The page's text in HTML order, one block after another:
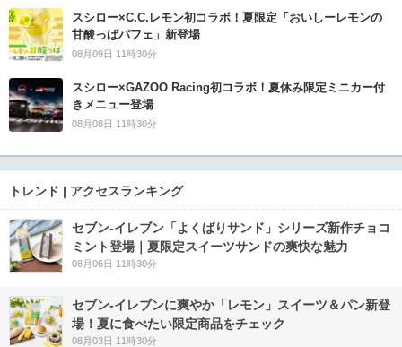
スシロー×C.C.レモン初コラボ！夏限定「おいしーレモンの
甘酸っぱパフェ」新登場
08月09日 11時30分
スシロー×GAZOO Racing初コラボ！夏休み限定ミニカー付
きメニュー登場
08月08日 11時30分
トレンド | アクセスランキング
セブン‐イレブン「よくばりサンド」シリーズ新作チョコ
ミント登場｜夏限定スイーツサンドの爽快な魅力
08月06日 11時30分
セブン‐イレブンに爽やか「レモン」スイーツ＆パン新登
場！夏に食べたい限定商品をチェック
08月03日 11時30分